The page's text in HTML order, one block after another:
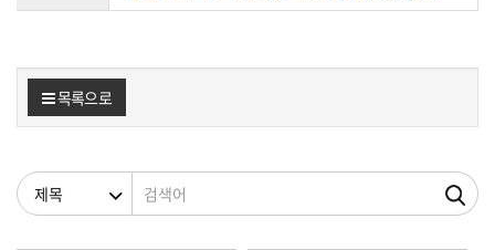
목록으로
검색조건 검색어